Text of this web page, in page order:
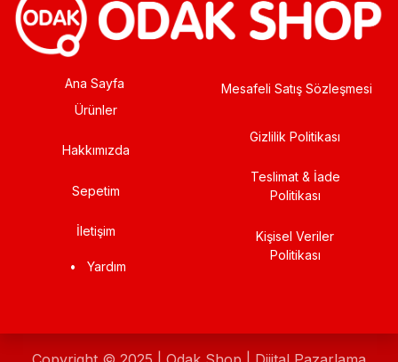
Ana Sayfa
Ürünler
Hakkımızda
Sepetim
İletişim
• Yardım
Mesafeli Satış Sözleşmesi
Gizlilik Politikası
Teslimat & İade
Politikası
Kişisel Veriler
Politikası